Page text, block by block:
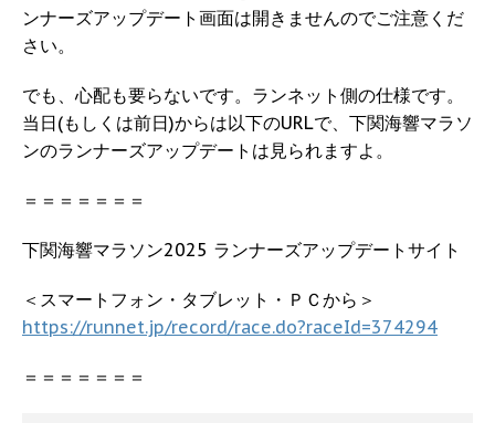
ンナーズアップデート画面は開きませんのでご注意くだ
さい。
でも、心配も要らないです。ランネット側の仕様です。
当日(もしくは前日)からは以下のURLで、下関海響マラソ
ンのランナーズアップデートは見られますよ。
＝＝＝＝＝＝＝
下関海響マラソン2025 ランナーズアップデートサイト
＜スマートフォン・タブレット・ＰＣから＞
https://runnet.jp/record/race.do?raceId=374294
＝＝＝＝＝＝＝